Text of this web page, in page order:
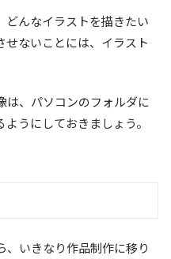
どんなイラストを描きたい
せないことには、イラスト
は、パソコンのフォルダに
うにしておきましょう。
、いきなり作品制作に移り